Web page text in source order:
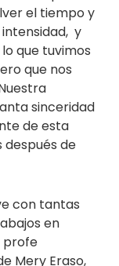
el tiempo y
y
que tuvimos
que nos
sinceridad
de esta
de
con tantas
en
profe
Mery Eraso,